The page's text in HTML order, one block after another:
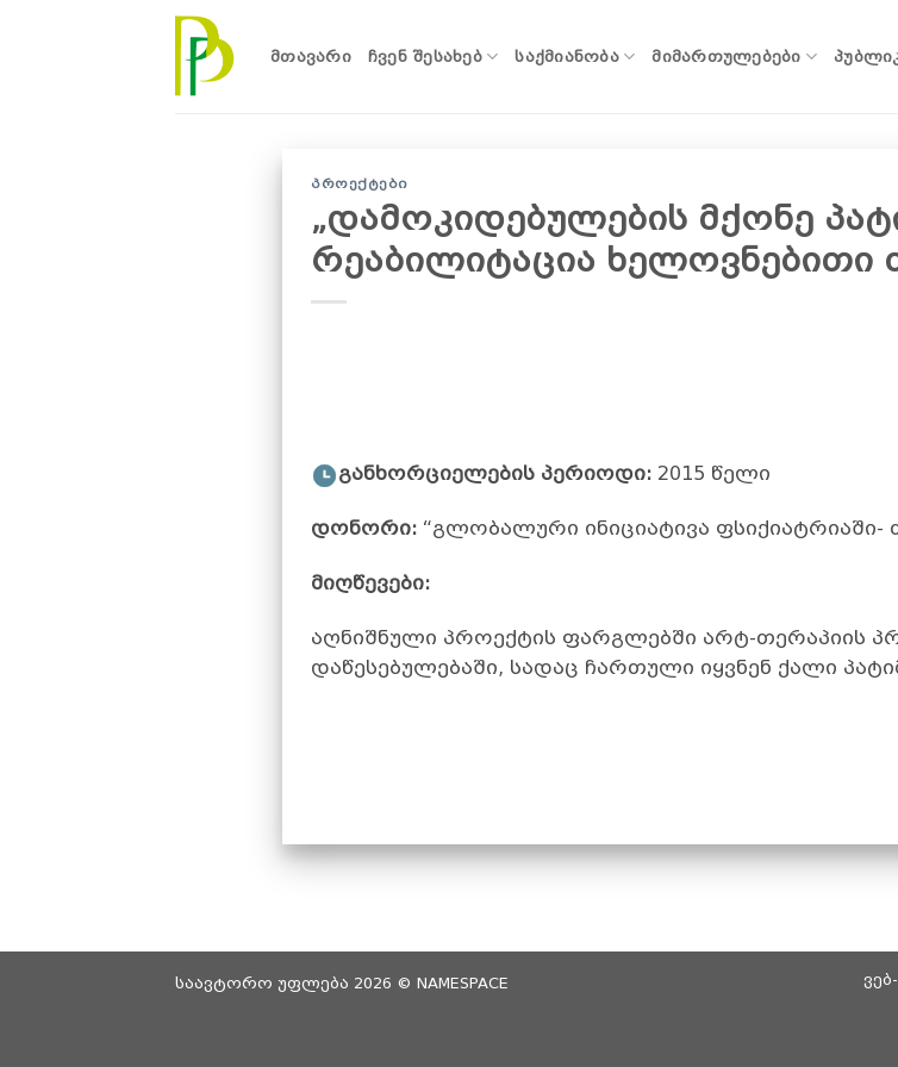
ᲛᲗᲐᲕᲐᲠᲘ ᲩᲕᲔᲜ ᲨᲔᲡᲐᲮᲔᲑ ᲡᲐᲥᲛᲘᲐᲜᲝᲑᲐ ᲛᲘᲛᲐᲠᲗᲣᲚᲔᲑᲔᲑᲘ
ᲞᲠᲝᲔᲥᲢᲔᲑᲘ
„დამოკიდებულების მქონე
რეაბილიტაცია ხელოვნებითი
განხორციელების პერიოდი: 2015 წელი
დონორი: “გლობალური ინიციატივა ფსიქიატრიაში-
მიღწევები:
აღნიშნული პროექტის ფარგლებში არტ-თერაპიის
დაწესებულებაში, სადაც ჩართული იყვნენ ქალი
საავტორო უფლება 2026 © NAMESPACE